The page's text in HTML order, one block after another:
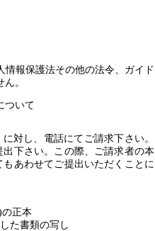
報保護法その他の法令、ガイド
。
ついて
対し、電話にてご請求下さい。
下さい。この際、ご請求者の本
あわせてご提出いただくことに
正本
た書類の写し